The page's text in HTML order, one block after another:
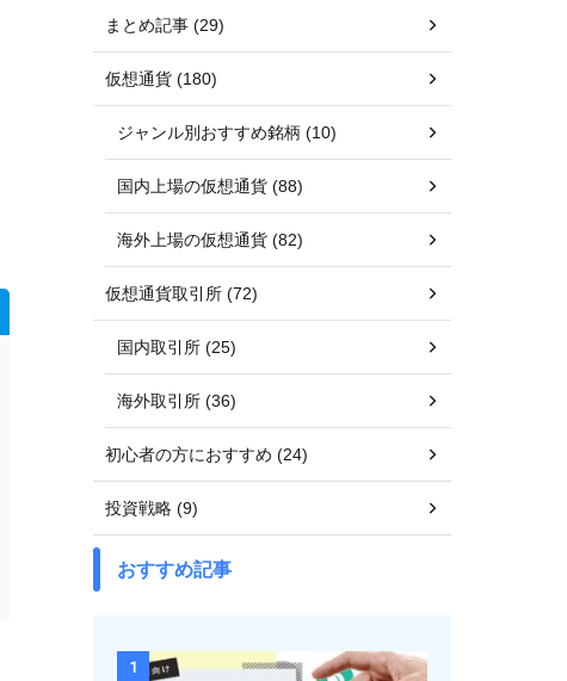
まとめ記事 (29)
仮想通貨 (180)
ジャンル別おすすめ銘柄 (10)
国内上場の仮想通貨 (88)
海外上場の仮想通貨 (82)
仮想通貨取引所 (72)
国内取引所 (25)
海外取引所 (36)
初心者の方におすすめ (24)
投資戦略 (9)
おすすめ記事
1